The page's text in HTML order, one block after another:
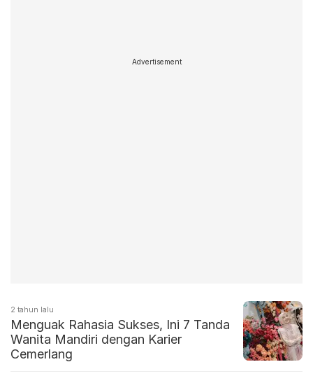
Advertisement
2 tahun lalu
Menguak Rahasia Sukses, Ini 7 Tanda
Wanita Mandiri dengan Karier
Cemerlang